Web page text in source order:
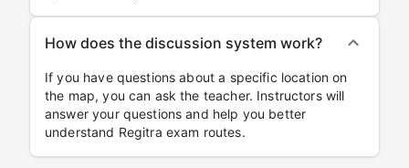
How does the discussion system work?
If you have questions about a specific location on
the map, you can ask the teacher. Instructors will
answer your questions and help you better
understand Regitra exam routes.